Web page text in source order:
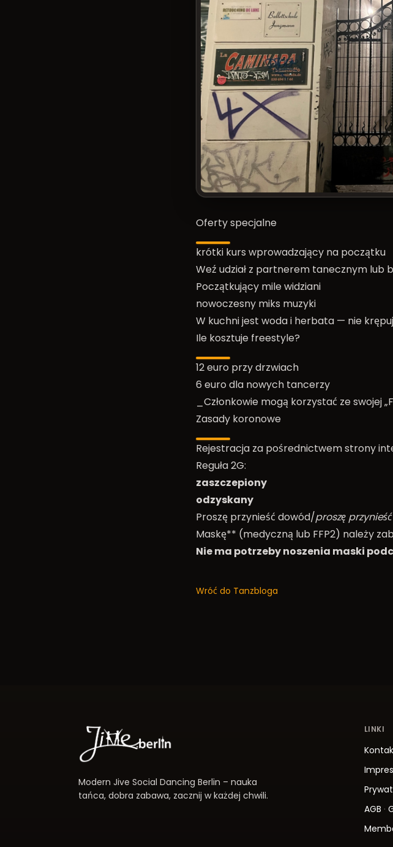
Oferty specjalne
krótki kurs wprowadzający na początku
Weź udział z partnerem tanecznym lub
Początkujący mile widziani
nowoczesny miks muzyki
W kuchni jest woda i herbata — nie
Ile kosztuje freestyle?
12 euro przy drzwiach
6 euro dla nowych tancerzy
_Członkowie mogą korzystać ze swojej
Zasady koronowe
Rejestracja za pośrednictwem strony
Reguła 2G:
zaszczepiony
odzyskany
Proszę przynieść dowód/proszę
Maskę** (medyczną lub FFP2) należy
Nie ma potrzeby noszenia maski
Wróć do Tanzbloga
Modern Jive Social Dancing Berlin – nauka
tańca, dobra zabawa, zacznij w każdej chwili.
LINKI
AGB ·